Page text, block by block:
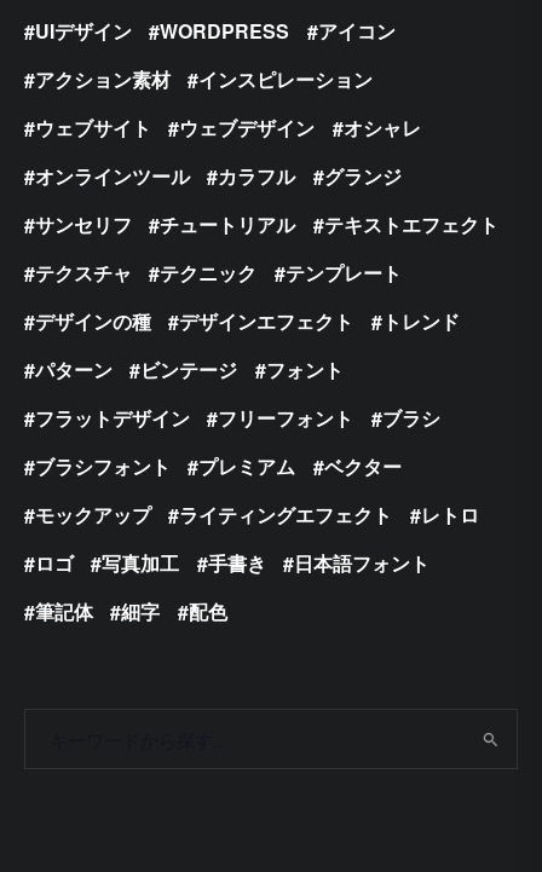
UIデザイン
WORDPRESS
アイコン
アクション素材
インスピレーション
ウェブサイト
ウェブデザイン
オシャレ
オンラインツール
カラフル
グランジ
サンセリフ
チュートリアル
テキストエフェクト
テクスチャ
テクニック
テンプレート
デザインの種
デザインエフェクト
トレンド
パターン
ビンテージ
フォント
フラットデザイン
フリーフォント
ブラシ
ブラシフォント
プレミアム
ベクター
モックアップ
ライティングエフェクト
レトロ
ロゴ
写真加工 手書き
日本語フォント
筆記体
細字 配色